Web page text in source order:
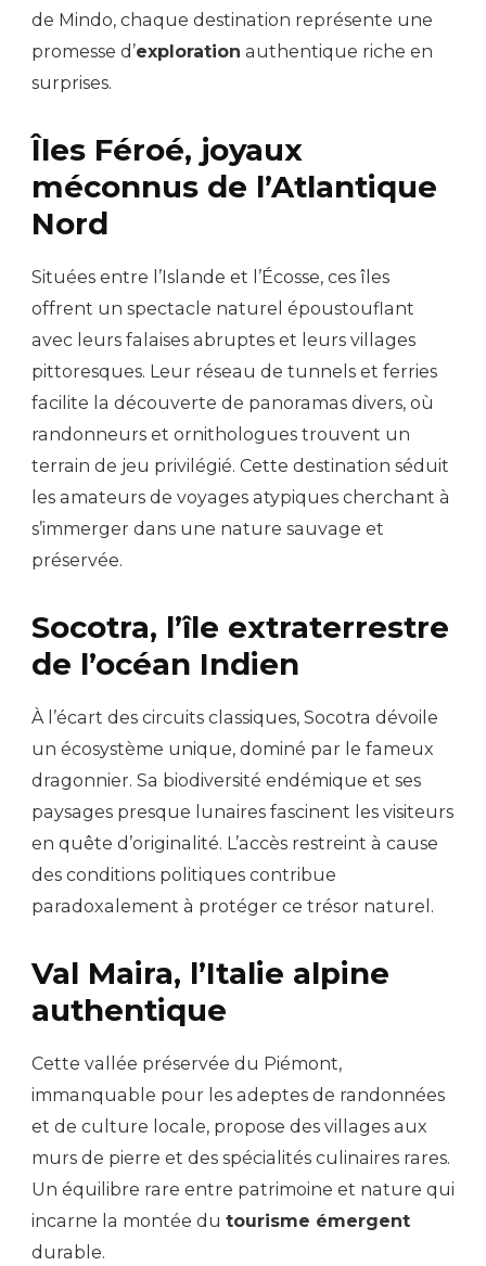
de Mindo, chaque destination représente une
promesse d’exploration authentique riche en
surprises.
Îles Féroé, joyaux
méconnus de l’Atlantique
Nord
Situées entre l’Islande et l’Écosse, ces îles
offrent un spectacle naturel époustouflant
avec leurs falaises abruptes et leurs villages
pittoresques. Leur réseau de tunnels et ferries
facilite la découverte de panoramas divers, où
randonneurs et ornithologues trouvent un
terrain de jeu privilégié. Cette destination séduit
les amateurs de voyages atypiques cherchant à
s’immerger dans une nature sauvage et
préservée.
Socotra, l’île extraterrestre
de l’océan Indien
À l’écart des circuits classiques, Socotra dévoile
un écosystème unique, dominé par le fameux
dragonnier. Sa biodiversité endémique et ses
paysages presque lunaires fascinent les visiteurs
en quête d’originalité. L’accès restreint à cause
des conditions politiques contribue
paradoxalement à protéger ce trésor naturel.
Val Maira, l’Italie alpine
authentique
Cette vallée préservée du Piémont,
immanquable pour les adeptes de randonnées
et de culture locale, propose des villages aux
murs de pierre et des spécialités culinaires rares.
Un équilibre rare entre patrimoine et nature qui
incarne la montée du tourisme émergent
durable.